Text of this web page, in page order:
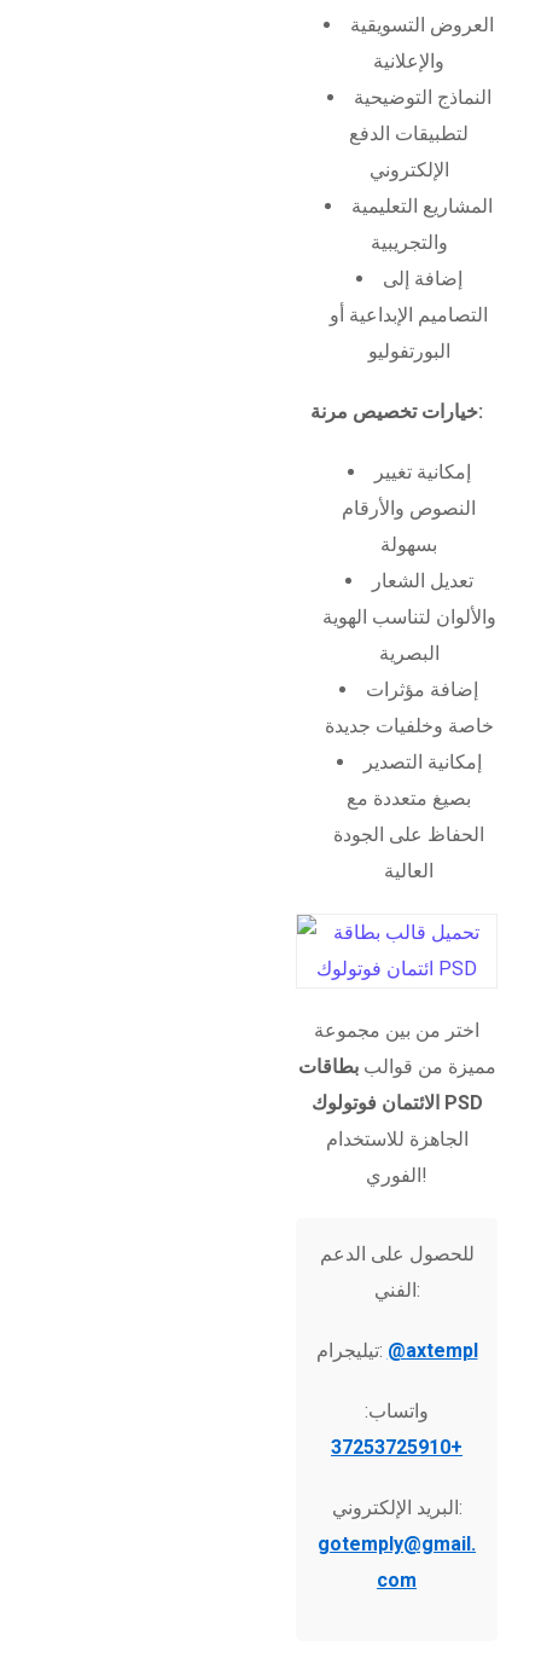
العروض التسويقية
والإعلانية
النماذج التوضيحية
لتطبيقات الدفع
الإلكتروني
المشاريع التعليمية
والتجريبية
إضافة إلى
التصاميم الإبداعية أو
البورتفوليو
خيارات تخصيص مرنة:
إمكانية تغيير
النصوص والأرقام
بسهولة
تعديل الشعار
والألوان لتناسب الهوية
البصرية
إضافة مؤثرات
خاصة وخلفيات جديدة
إمكانية التصدير
بصيغ متعددة مع
الحفاظ على الجودة
العالية
اختر من بين مجموعة
مميزة من قوالببطاقات
الائتمان فوتولوك PSD
الجاهزة للاستخدام
الفوري!
للحصول على الدعم
الفني:
تيليجرام: @axtempl
واتساب:
+37253725910
البريد الإلكتروني:
gotemply@gmail.
com